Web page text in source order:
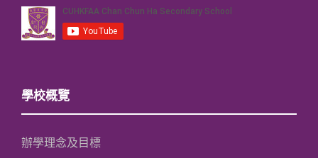
學校概覽
辦學理念及目標